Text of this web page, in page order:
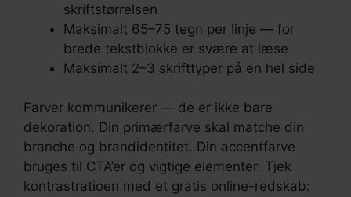
skriftstørrelsen
Maksimalt 65–75 tegn per linje — for
brede tekstblokke er svære at læse
Maksimalt 2–3 skrifttyper på en hel side
Farver kommunikerer — de er ikke bare
dekoration. Din primærfarve skal matche din
branche og brandidentitet. Din accentfarve
bruges til CTA’er og vigtige elementer. Tjek
kontrastratioen med et gratis online-redskab: